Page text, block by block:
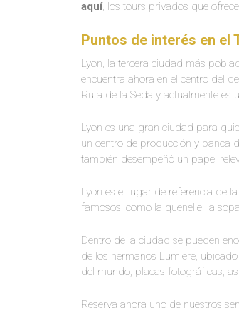
aquí, los tours privados que
Puntos de interés en el
Lyon, la tercera ciudad más
encuentra ahora en el centro del
Ruta de la Seda y actualmente es
Lyon es una gran ciudad para
un centro de producción y banca
también desempeñó un papel
Lyon es el lugar de referencia de
famosos, como la quenelle, la
Dentro de la ciudad se pueden
de los hermanos Lumiere,
del mundo, placas fotográficas,
Reserva ahora uno de nuestros